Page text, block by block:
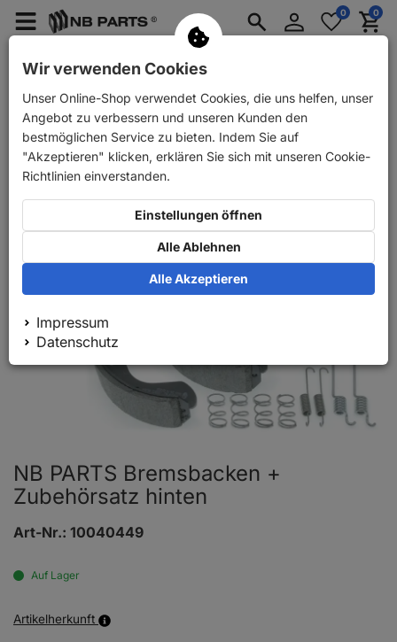
Menü
PKW Anhänger Ersatzteile
AnmeldenMerkzettel
aufklappen
0 0
Zurück PKW Ersatzteile NB PARTS Bremsbacken +
NB PARTS Bremsbacken +
Zubehörsatz hinten
Art-Nr.: 10040449
Auf Lager
Artikelherkunft
Wir verwenden Cookies
Unser Online-Shop verwendet Cookies, die uns helfen, unser
Angebot zu verbessern und unseren Kunden den
bestmöglichen Service zu bieten. Indem Sie auf
"Akzeptieren" klicken, erklären Sie sich mit unseren Cookie-
Richtlinien einverstanden.
Einstellungen öffnen
Alle Ablehnen
Alle Akzeptieren
Impressum
Datenschutz